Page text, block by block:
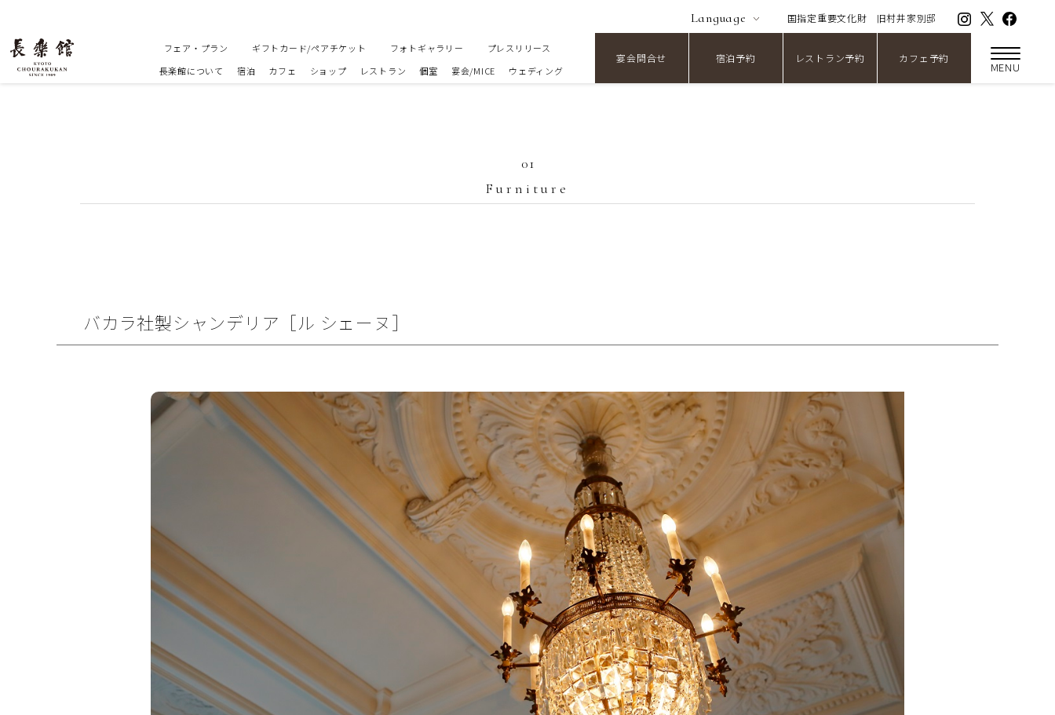
Language 国指定重要文化財 旧村井家別邸
フェア・プラン ギフトカード/ペアチケット フォトギャラリー
プレスリリース
長楽館について
宿泊 カフェ ショップ レストラン 個室 宴会/MICE ウェディング
宴会問合せ 宿泊予約 レストラン予約 カフェ予約
MENU
01
Furniture
バカラ社製シャンデリア［ル シェーヌ］